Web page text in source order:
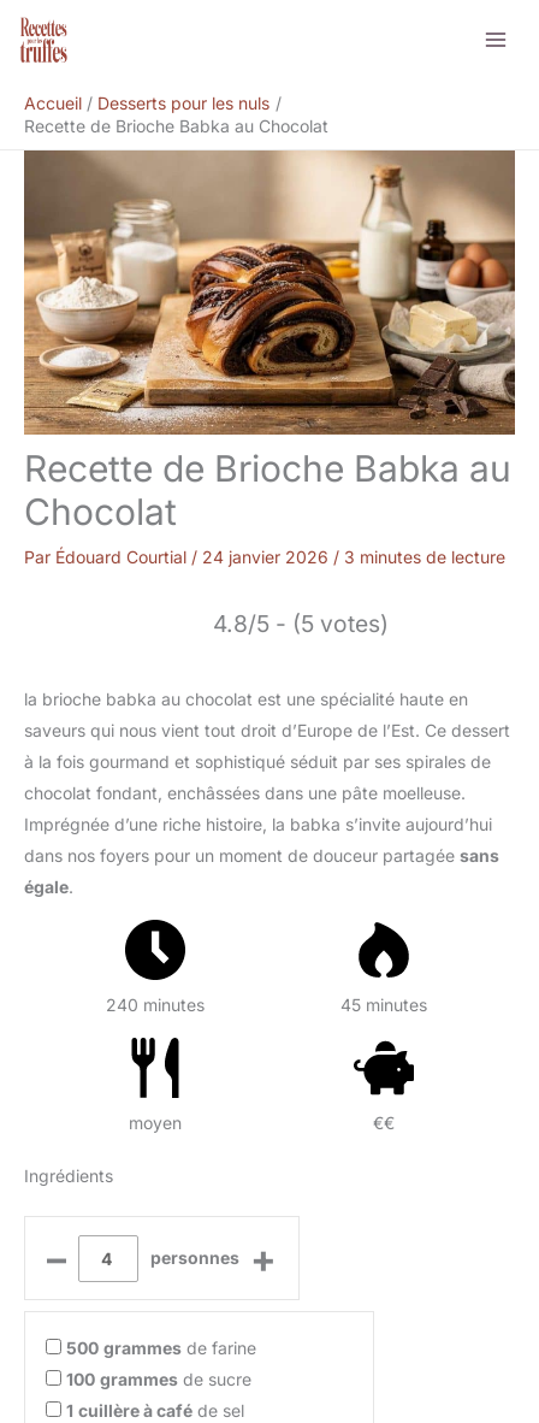
Aller
Accueil
Desserts pour les nuls
Recette de Brioche Babka au Chocolat
Recette de Brioche Babka au
Chocolat
Par Édouard Courtial / 24 janvier 2026 / 3 minutes de lecture
4.8/5 - (5 votes)
la brioche babka au chocolat est une spécialité haute en
saveurs qui nous vient tout droit d’Europe de l’Est. Ce dessert
à la fois gourmand et sophistiqué séduit par ses spirales de
chocolat fondant, enchâssées dans une pâte moelleuse.
Imprégnée d’une riche histoire, la babka s’invite aujourd’hui
dans nos foyers pour un moment de douceur partagée sans
égale.
240 minutes 45 minutes
moyen €€
Ingrédients
– personnes +
500 grammes de farine
100 grammes de sucre
1 cuillère à café de sel
Rechercher